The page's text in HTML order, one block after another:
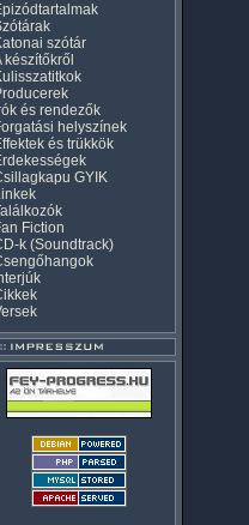
szótár
készítőkről
és rendezők
helyszínek
és trükkök
GYIK
Fiction
k (Soundtrack)